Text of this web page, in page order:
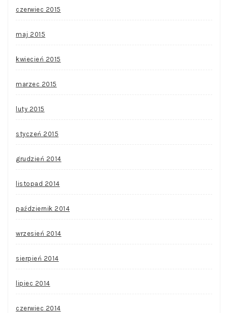
czerwiec 2015
maj 2015
kwiecień 2015
marzec 2015
luty 2015
styczeń 2015
grudzień 2014
listopad 2014
październik 2014
wrzesień 2014
sierpień 2014
lipiec 2014
czerwiec 2014